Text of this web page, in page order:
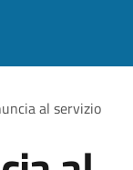
al servizio